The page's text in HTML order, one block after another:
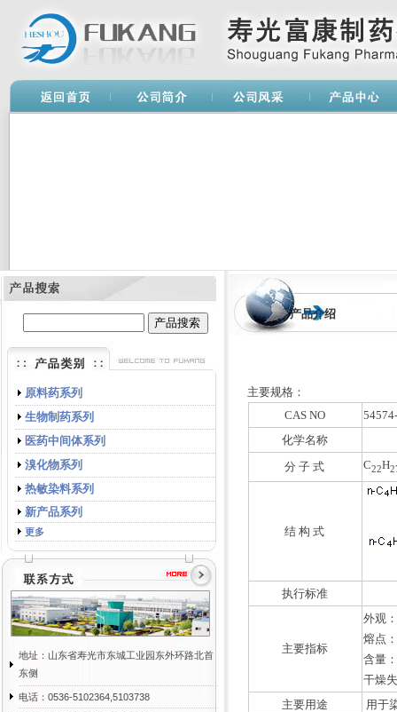
原料药系列
生物制药系列
医药中间体系列
溴化物系列
热敏染料系列
新产品系列
更多
地址：山东省寿光市东城工业园东外环路北首
东侧
电话：0536-5102364,5103738
产品介绍
主要规格：
CAS NO
化学名称
分 子 式
C22H
结 构 式
执行标准
主要指标
外观
熔点
含量
干燥
主要用途
用于